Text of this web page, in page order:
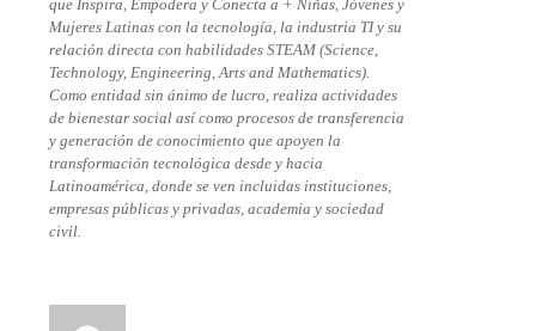
que Inspira, Empodera y Conecta a + Niñas, Jóvenes y
Mujeres Latinas con la tecnología, la industria TI y su
relación directa con habilidades STEAM (Science,
Technology, Engineering, Arts and Mathematics).
Como entidad sin ánimo de lucro, realiza actividades
de bienestar social así como procesos de transferencia
y generación de conocimiento que apoyen la
transformación tecnológica desde y hacia
Latinoamérica, donde se ven incluidas instituciones,
empresas públicas y privadas, academia y sociedad
civil.